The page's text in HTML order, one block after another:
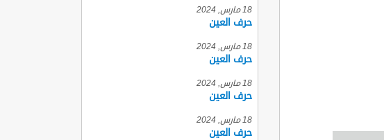
18 مارس, 2024
حرف العين
18 مارس, 2024
حرف العين
18 مارس, 2024
حرف العين
18 مارس, 2024
حرف العين